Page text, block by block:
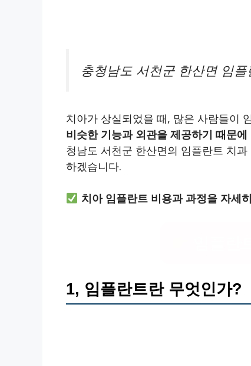
충청남도 서천군 한산면 임
치아가 상실되었을 때, 많은 사람들이
비슷한 기능과 외관을 제공하기 때문
청남도 서천군 한산면의 임플란트 치
하겠습니다.
치아 임플란트 비용과 과정을 자세
1, 임플란트란 무엇인가?